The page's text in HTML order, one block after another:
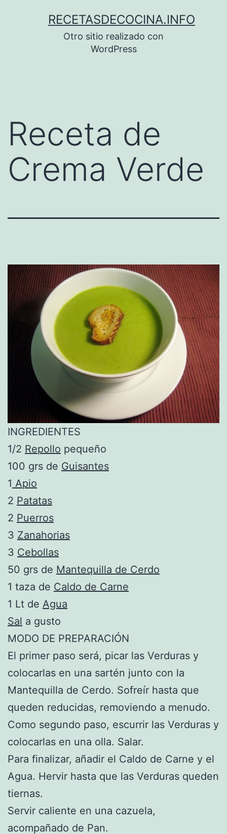
RECETASDECOCINA.INFO
Otro sitio realizado con
WordPress
Receta de
Crema Verde
INGREDIENTES
1/2 Repollo pequeño
100 grs de Guisantes
1 Apio
2 Patatas
2 Puerros
3 Zanahorias
3 Cebollas
50 grs de Mantequilla de Cerdo
1 taza de Caldo de Carne
1 Lt de Agua
Sal a gusto
MODO DE PREPARACIÓN
El primer paso será, picar las Verduras y
colocarlas en una sartén junto con la
Mantequilla de Cerdo. Sofreír hasta que
queden reducidas, removiendo a menudo.
Como segundo paso, escurrir las Verduras y
colocarlas en una olla. Salar.
Para finalizar, añadir el Caldo de Carne y el
Agua. Hervir hasta que las Verduras queden
tiernas.
Servir caliente en una cazuela,
acompañado de Pan.